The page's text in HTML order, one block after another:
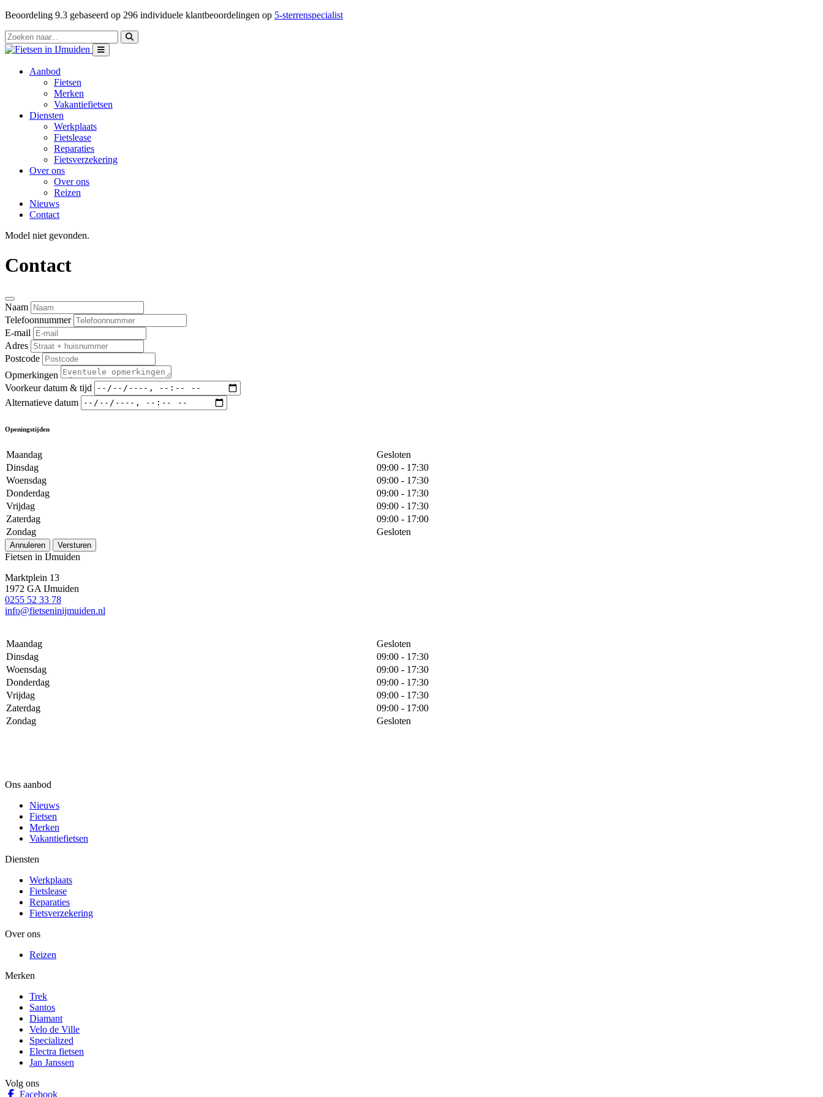
Beoordeling 9.3 gebaseerd op 296 individuele klantbeoordelingen op 5-sterrenspecialist
Aanbod
Fietsen
Merken
Vakantiefietsen
Diensten
Werkplaats
Fietslease
Reparaties
Fietsverzekering
Over ons
Over ons
Reizen
Nieuws
Contact
Model niet gevonden.
Contact
Naam
Telefoonnummer
E-mail
Adres
Postcode
Opmerkingen
Voorkeur datum & tijd
Alternatieve datum
Openingstijden
Maandag
Gesloten
Dinsdag
09:00 - 17:30
Woensdag
09:00 - 17:30
Donderdag
09:00 - 17:30
Vrijdag
09:00 - 17:30
Zaterdag
09:00 - 17:00
Zondag
Gesloten
Annuleren Versturen
Fietsen in IJmuiden
Marktplein 13
1972 GA IJmuiden
0255 52 33 78
info@fietseninijmuiden.nl
Maandag
Gesloten
Dinsdag
09:00 - 17:30
Woensdag
09:00 - 17:30
Donderdag
09:00 - 17:30
Vrijdag
09:00 - 17:30
Zaterdag
09:00 - 17:00
Zondag
Gesloten
Ons aanbod
Nieuws
Fietsen
Merken
Vakantiefietsen
Diensten
Werkplaats
Fietslease
Reparaties
Fietsverzekering
Over ons
Reizen
Merken
Trek
Santos
Diamant
Velo de Ville
Specialized
Electra fietsen
Jan Janssen
Volg ons
Facebook